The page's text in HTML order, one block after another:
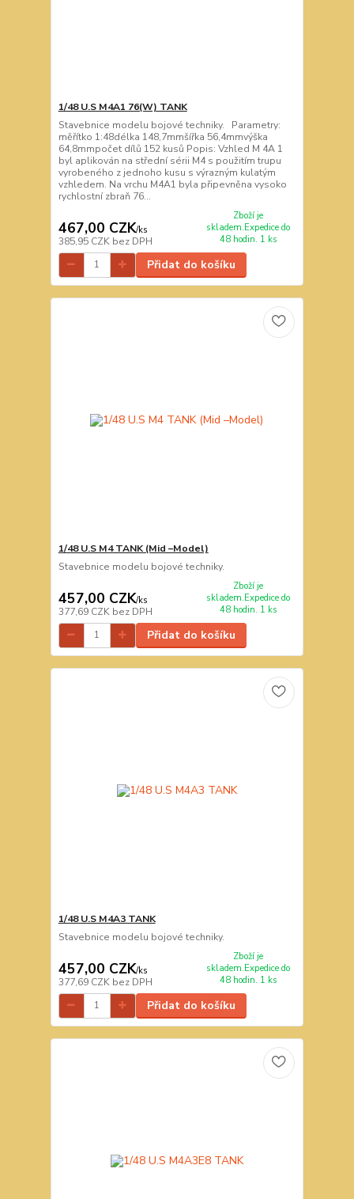
1/48 U.S M4A1 76(W) TANK
Stavebnice modelu bojové techniky. Parametry:
měřítko 1:48délka 148,7mmšířka 56,4mmvýška
64,8mmpočet dílů 152 kusů Popis: Vzhled M 4A 1
byl aplikován na střední sérii M4 s použitím trupu
vyrobeného z jednoho kusu s výrazným kulatým
vzhledem. Na vrchu M4A1 byla připevněna vysoko
rychlostní zbraň 76...
467,00 CZK/ks
385,95 CZK bez DPH
Zboží je
skladem.Expedice do
48 hodin. 1 ks
Přidat do košíku
1/48 U.S M4 TANK (Mid –Model)
Stavebnice modelu bojové techniky.
457,00 CZK/ks
377,69 CZK bez DPH
Zboží je
skladem.Expedice do
48 hodin. 1 ks
Přidat do košíku
1/48 U.S M4A3 TANK
Stavebnice modelu bojové techniky.
457,00 CZK/ks
377,69 CZK bez DPH
Zboží je
skladem.Expedice do
48 hodin. 1 ks
Přidat do košíku